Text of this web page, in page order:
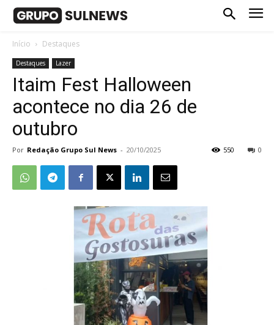
Início Destaques
Destaques Lazer
Itaim Fest Halloween
acontece no dia 26 de
outubro
Por Redação Grupo Sul News - 20/10/2025 0
550